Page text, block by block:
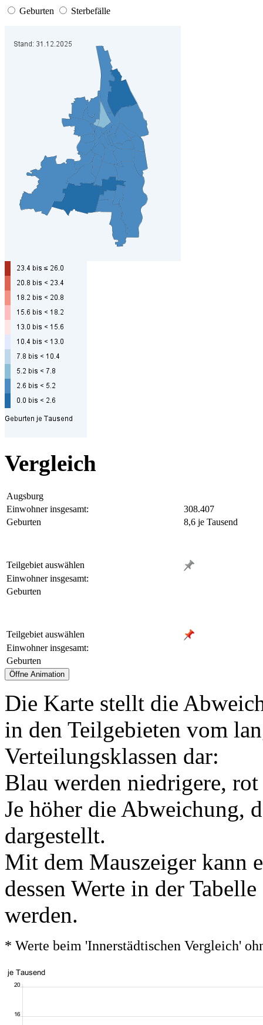
Geburten Sterbefälle
Vergleich
Augsburg
Einwohner insgesamt:
308.407
Geburten
8,6 je Tausend
Teilgebiet auswählen
Einwohner insgesamt:
Geburten
Teilgebiet auswählen
Einwohner insgesamt:
Geburten
Die Karte stellt die
in den Teilgebieten vom
Verteilungsklassen dar:
Blau werden niedrigere,
Je höher die Abweichung,
dargestellt.
Mit dem Mauszeiger kann
dessen Werte in der
werden.
* Werte beim 'Innerstädtischen Vergleich'